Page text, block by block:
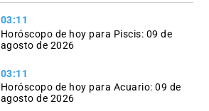
03:11
Horóscopo de hoy para Piscis: 09 de
agosto de 2026
03:11
Horóscopo de hoy para Acuario: 09 de
agosto de 2026